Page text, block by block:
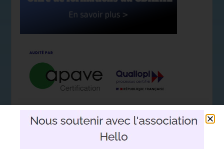
Nous soutenir avec l'association
Hello